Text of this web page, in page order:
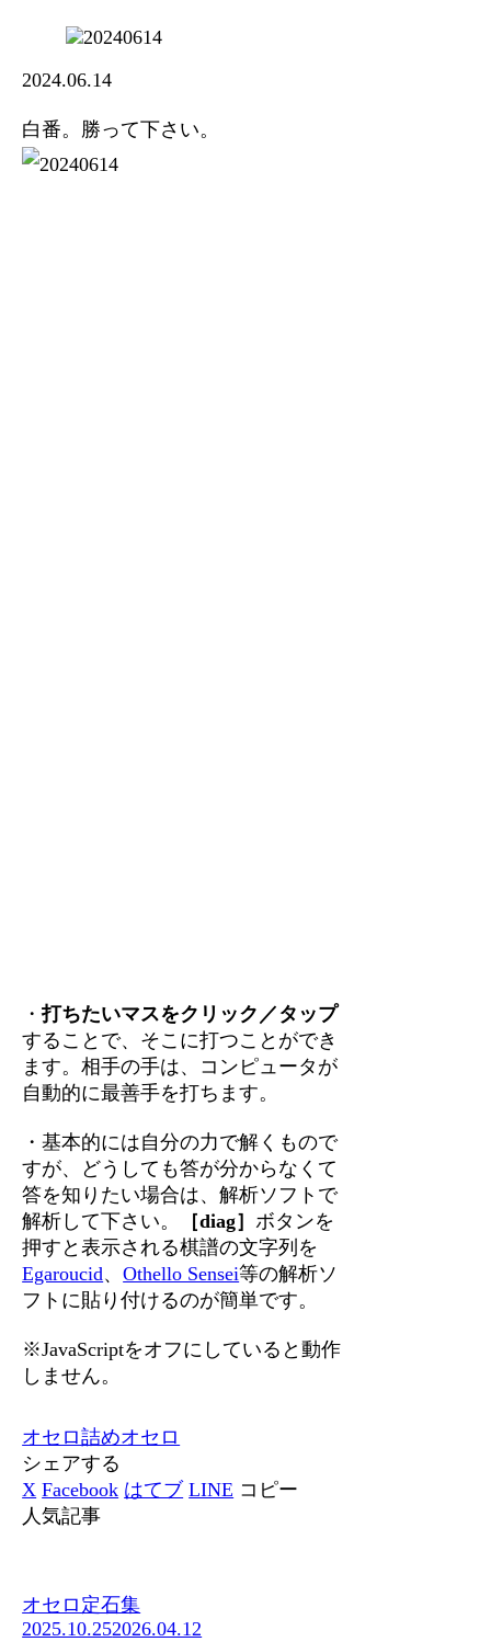
2024.06.14
白番。勝って下さい。
・打ちたいマスをクリック／タップ
することで、そこに打つことができ
ます。相手の手は、コンピュータが
自動的に最善手を打ちます。
・基本的には自分の力で解くもので
すが、どうしても答が分からなくて
答を知りたい場合は、解析ソフトで
解析して下さい。
［diag］ ボタンを
押すと表示される棋譜の文字列を
Egaroucid、Othello Sensei等の解析ソ
フトに貼り付けるのが簡単です。
※JavaScriptをオフにしていると動作
しません。
オセロ詰めオセロ
シェアする
X Facebook はてブ LINE コピー
人気記事
オセロ定石集
2025.10.252026.04.12